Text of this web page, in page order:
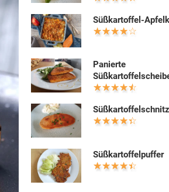
Süßkartoffel-
Panierte
Süßkartoffelpuffer